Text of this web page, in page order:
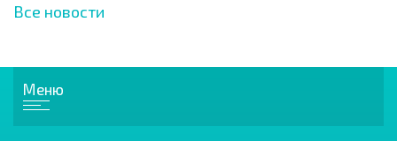
Все новости
Меню